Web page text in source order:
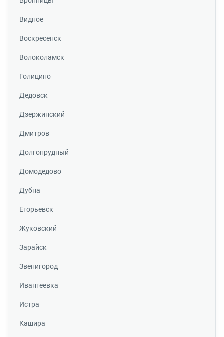
Видное
Воскресенск
Волоколамск
Голицино
Дедовск
Дзержинский
Дмитров
Долгопрудный
Домодедово
Дубна
Егорьевск
Жуковский
Зарайск
Звенигород
Ивантеевка
Истра
Кашира